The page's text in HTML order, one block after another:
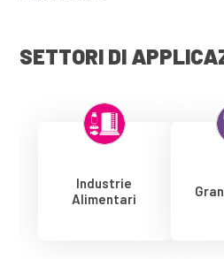
SETTORI DI
Industrie
Alimentari